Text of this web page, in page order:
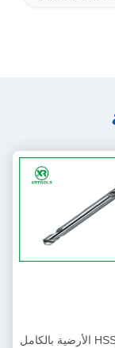
لقم الثقب HSS الأرضية بالكامل